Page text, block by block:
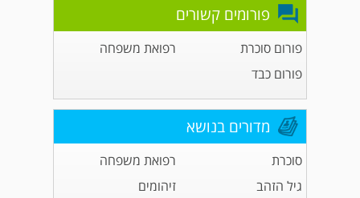
פורומים קשורים
פורום סוכרת
רפואת משפחה
פורום כבד
מדורים בנושא
סוכרת
רפואת משפחה
גיל הזהב
זיהומים